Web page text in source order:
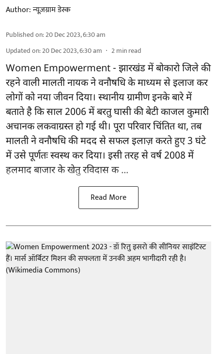
Author:न्यूज़ग्राम डेस्क
Published on:20 Dec 2023, 6:30 am
Updated on:20 Dec 2023, 6:30 am 2min read
Women Empowerment - झारखंड में बोकारो जिले की
रहने वाली मालती नायक ने वनौषधि के माध्यम से इलाज कर
लोगों को नया जीवन दिया। स्थानीय ग्रामीण इनके बारे में
बताते है कि साल 2006 में बरतु घासी की बेटी काजल कुमारी
अचानक लकवाग्रस्त हो गई थी। पूरा परिवार चिंतित था, तब
मालती ने वनौषधि की मदद से सफल इलाज़ करते हुए 3 घंटे
में उसे पूर्णतः स्वस्थ कर दिया। इसी तरह से वर्ष 2008 में
हलमाद बाजार के खेतु रविदास क ...
Read More